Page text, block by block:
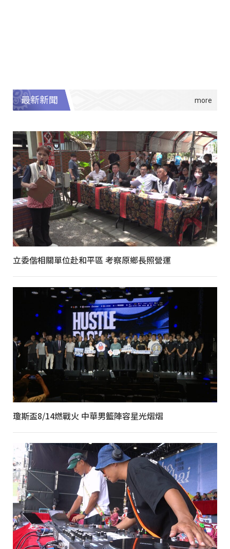
最新新聞
立委偕相關單位赴和平區 考察原鄉長照營運
瓊斯盃8/14燃戰火 中華男籃陣容星光熠熠